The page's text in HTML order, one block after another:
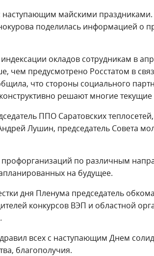
наступающим майскими праздниками.
поделилась информацией о
окладов сотрудникам в
чем предусмотрено Росстатом в
что стороны социального
решают многие
ППО Саратовских
Лушин, председатель Совета
по различным
на будущее.
дня Пленума председатель
конкурсов ВЭП и областной
всех с наступающим Днем
благополучия.